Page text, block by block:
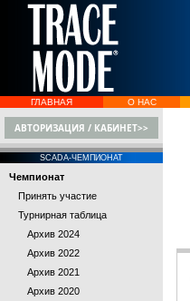
ГЛАВНАЯ О НАС
АВТОРИЗАЦИЯ / КАБИНЕТ>>
SCADA-ЧЕМПИОНАТ
Чемпионат
Принять участие
Турнирная таблица
Архив 2024
Архив 2022
Архив 2021
Архив 2020